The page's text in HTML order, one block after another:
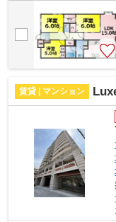
賃貸 | マンション